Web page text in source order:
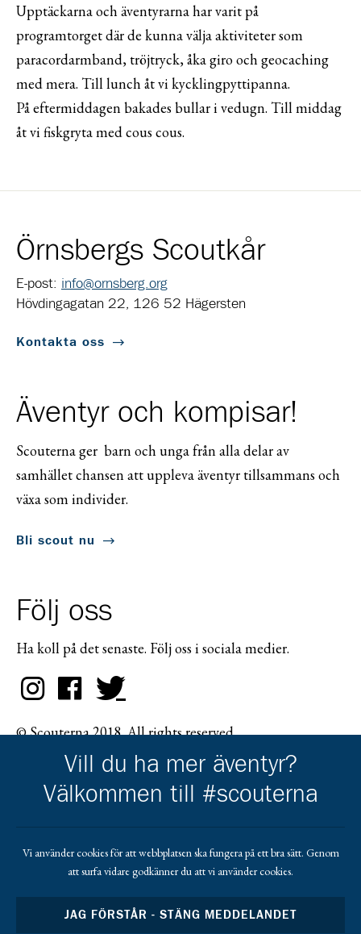
Upptäckarna och äventyrarna har varit på
programtorget där de kunna välja aktiviteter som
paracordarmband, tröjtryck, åka giro och geocaching
med mera. Till lunch åt vi kycklingpyttipanna.
På eftermiddagen bakades bullar i vedugn. Till middag
åt vi fiskgryta med cous cous.
Örnsbergs Scoutkår
E-post: info@ornsberg.org
Hövdingagatan 22, 126 52 Hägersten
Kontakta oss
Äventyr och kompisar!
Scouterna ger barn och unga från alla delar av
samhället chansen att uppleva äventyr tillsammans och
växa som individer.
Bli scout nu
Följ oss
Ha koll på det senaste. Följ oss i sociala medier.
© Scouterna 2018. All rights reserved.
Gå till pl_50
Vill du ha mer äventyr?
Välkommen till #scouterna
Vi använder cookies för att webbplatsen ska fungera på ett bra sätt. Genom
att surfa vidare godkänner du att vi använder cookies.
JAG FÖRSTÅR - STÄNG MEDDELANDET